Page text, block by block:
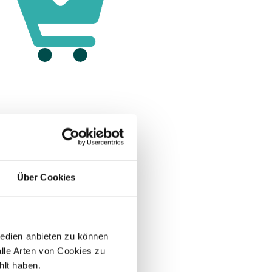
Über Cookies
anbieten zu können
Arten von Cookies zu
haben.
Createve Solutions effizient & sinnvoll
umfassende SEA Betreuung – Entwicklung,
Ihrer Werbekampagnen.
Content können wir Ihre Kunden und